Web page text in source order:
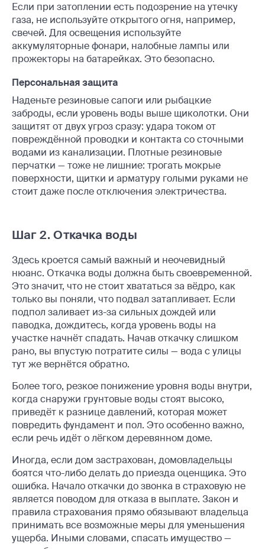
Если при затоплении есть подозрение на утечку
газа, не используйте открытого огня, например,
свечей. Для освещения используйте
аккумуляторные фонари, налобные лампы или
прожекторы на батарейках. Это безопасно.
Персональная защита
Наденьте резиновые сапоги или рыбацкие
заброды, если уровень воды выше щиколотки. Они
защитят от двух угроз сразу: удара током от
повреждённой проводки и контакта со сточными
водами из канализации. Плотные резиновые
перчатки — тоже не лишние: трогать мокрые
поверхности, щитки и арматуру голыми руками не
стоит даже после отключения электричества.
Шаг 2. Откачка воды
Здесь кроется самый важный и неочевидный
нюанс. Откачка воды должна быть своевременной.
Это значит, что не стоит хвататься за вёдро, как
только вы поняли, что подвал затапливает. Если
подпол заливает из-за сильных дождей или
паводка, дождитесь, когда уровень воды на
участке начнёт спадать. Начав откачку слишком
рано, вы впустую потратите силы — вода с улицы
тут же вернётся обратно.
Более того, резкое понижение уровня воды внутри,
когда снаружи грунтовые воды стоят высоко,
приведёт к разнице давлений, которая может
повредить фундамент и пол. Это особенно важно,
если речь идёт о лёгком деревянном доме.
Иногда, если дом застрахован, домовладельцы
боятся что-либо делать до приезда оценщика. Это
ошибка. Начало откачки до звонка в страховую не
является поводом для отказа в выплате. Закон и
правила страхования прямо обязывают владельца
принимать все возможные меры для уменьшения
ущерба. Иными словами, спасать имущество —